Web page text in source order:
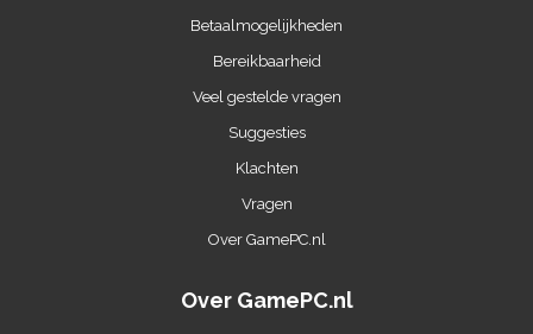
Betaalmogelijkheden
Bereikbaarheid
Veel gestelde vragen
Suggesties
Klachten
Vragen
Over GamePC.nl
Over GamePC.nl